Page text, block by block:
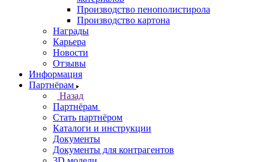
Производство пенополистирола
Производство картона
Награды
Карьера
Новости
Отзывы
Информация
Партнёрам
Назад
Партнёрам
Стать партнёром
Каталоги и инструкции
Документы
Документы для контрагентов